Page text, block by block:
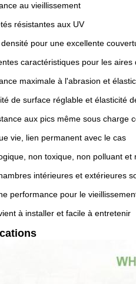
au vieillissement
résistantes aux UV
pour une excellente
caractéristiques pour les
maximale à l'abrasion et
de surface réglable et élasticité
aux pics même sous charge
vie, lien permanent avec le cas
non toxique, non polluant et
intérieures et extérieures
performance pour le
à installer et facile à entretenir